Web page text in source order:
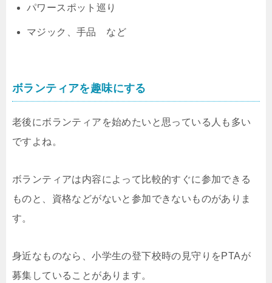
パワースポット巡り
マジック、手品 など
ボランティアを趣味にする
老後にボランティアを始めたいと思っている人も多い
ですよね。
ボランティアは内容によって比較的すぐに参加できる
ものと、資格などがないと参加できないものがありま
す。
身近なものなら、小学生の登下校時の見守りをPTAが
募集していることがあります。